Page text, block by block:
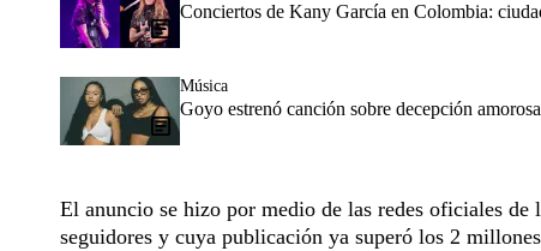
Conciertos de Kany García en Colombia:
Música
Goyo estrenó canción sobre decepción
El anuncio se hizo por medio de las redes oficiales
seguidores y cuya publicación ya superó los 2